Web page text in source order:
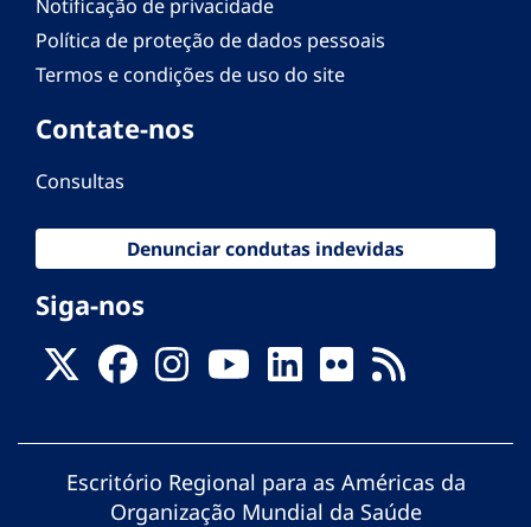
Notificação de privacidade
Política de proteção de dados pessoais
Termos e condições de uso do site
Contate-nos
Consultas
Denunciar condutas indevidas
Siga-nos
Escritório Regional para as Américas da
Organização Mundial da Saúde